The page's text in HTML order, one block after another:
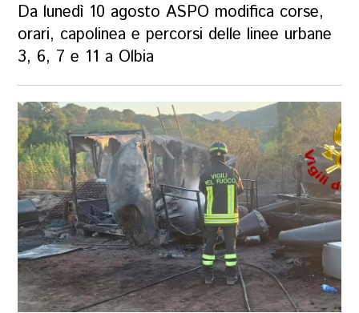
Da lunedì 10 agosto ASPO modifica corse,
orari, capolinea e percorsi delle linee urbane
3, 6, 7 e 11 a Olbia